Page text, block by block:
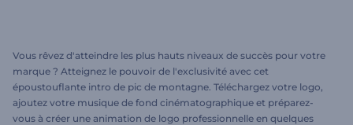
Vous rêvez d'atteindre les plus hauts niveaux de succès pour votre
marque ? Atteignez le pouvoir de l'exclusivité avec cet
époustouflante intro de pic de montagne. Téléchargez votre logo,
ajoutez votre musique de fond cinématographique et préparez-
vous à créer une animation de logo professionnelle en quelques